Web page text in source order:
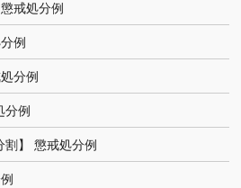
戒処分例
例
分例
分例
割】 懲戒処分例